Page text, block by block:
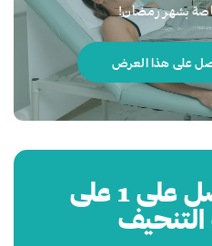
بشهر رمضان!
على هذا العرض
اشترِ 2 واحصل على 1 على